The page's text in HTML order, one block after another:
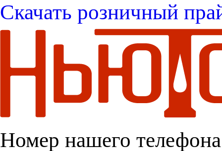
Скачать розничный
Номер нашего